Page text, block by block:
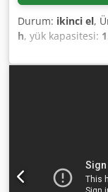
Durum: ikinci el,
h, yük kapasitesi:
yüksekliği:1.950
üretim yılı: 2025
lambası, tavan